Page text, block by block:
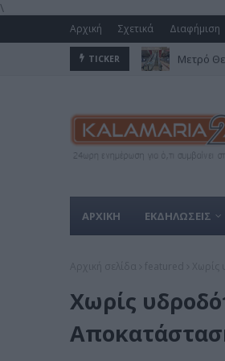
\
Αρχική Σχετικά Διαφήμιση
TICKER Μετρό
ΑΡΧΙΚΗ ΕΚΔΗΛΩΣΕΙΣ
Χωρίς